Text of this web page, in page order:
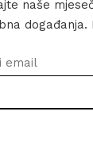
naše
događanja.